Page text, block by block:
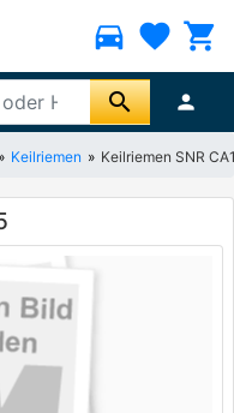
directions_car favorite shopping_cart
search person
Keilriemen Keilriemen SNR